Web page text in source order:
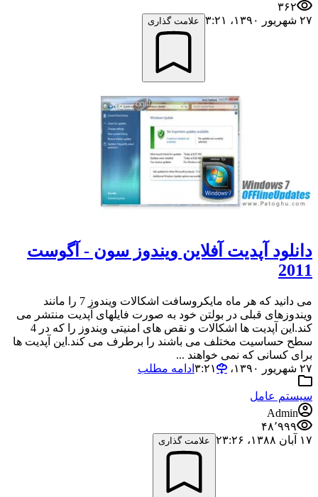
۳۶۲
۲۷ شهریور ۱۳۹۰،‏ ۳:۲۱
علامت گذاری
دانلود آپدیت آفلاین ویندوز سون - آگوست
2011
می دانید که هر ماه مایکروسافت اشکالات ویندوز 7 را مانند
ویندوزهای قبلی در بولتن خود به صورت فایلهای آپدیت منتشر می
کند.این آپدیت ها اشکالات و نقص های امنیتی ویندوز را که در 4
سطح حساسیت مختلف می باشند را برطرف می کند.این آپدیت ها
برای کسانی که نمی خواهند ...
۲۷ شهریور ۱۳۹۰،‏ ۳:۲۱
ادامه مطلب
سیستم عامل
Admin
۴۸٬۹۹۹
۱۷ آبان ۱۳۸۸،‏ ۲۳:۲۶
علامت گذاری